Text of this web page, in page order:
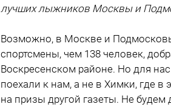
лучших лыжников Москвы и
Возможно, в Москве и
спортсмены, чем 138 человек,
Воскресенском районе. Но для
поехали к нам, а не в Химки, где в
на призы другой газеты. Не будем